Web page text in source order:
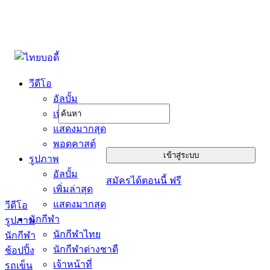
วีดีโอ
อัลบั้ม
เพิ่มล่าสุด
แสดงมากสุด
พอดคาสต์
รูปภาพ
อัลบั้ม
เพิ่มล่าสุด
แสดงมากสุด
นักกีฬา
นักกีฬาไทย
นักกีฬาต่างชาตื
เจ้าหน้าที่
สมัครได้ตอนนี้ ฟรี
วีดีโอ
รูปภาพ
นักกีฬา
ช้อปปิ้ง
รถเข็น